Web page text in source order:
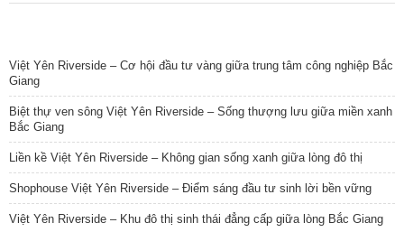
Việt Yên Riverside – Cơ hội đầu tư vàng giữa trung tâm công nghiệp Bắc
Giang
Biệt thự ven sông Việt Yên Riverside – Sống thượng lưu giữa miền xanh
Bắc Giang
Liền kề Việt Yên Riverside – Không gian sống xanh giữa lòng đô thị
Shophouse Việt Yên Riverside – Điểm sáng đầu tư sinh lời bền vững
Việt Yên Riverside – Khu đô thị sinh thái đẳng cấp giữa lòng Bắc Giang